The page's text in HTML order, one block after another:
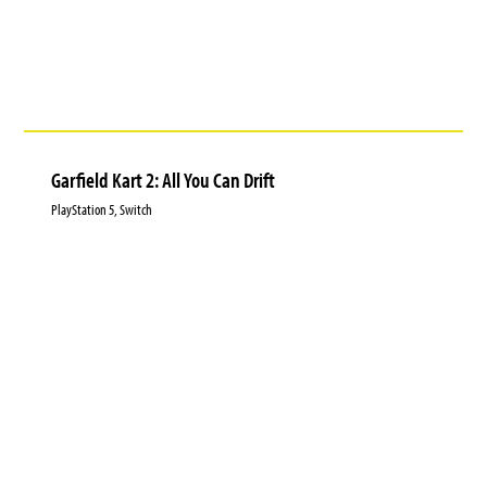
Garfield Kart 2: All You Can Drift
PlayStation 5, Switch